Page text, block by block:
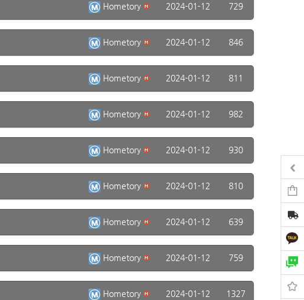
Hometory 2024-01-12 729
Hometory 2024-01-12 846
Hometory 2024-01-12 811
Hometory 2024-01-12 982
Hometory 2024-01-12 930
Hometory 2024-01-12 810
Hometory 2024-01-12 639
Hometory 2024-01-12 759
Hometory 2024-01-12 1327